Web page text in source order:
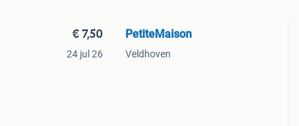
€ 7,50
24 jul 26
PetiteMaison
Veldhoven